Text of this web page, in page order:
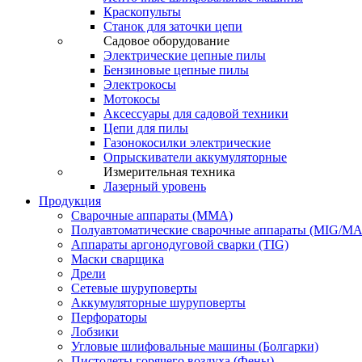
Краскопульты
Станок для заточки цепи
Садовое оборудование
Электрические цепные пилы
Бензиновые цепные пилы
Электрокосы
Мотокосы
Аксессуары для садовой техники
Цепи для пилы
Газонокосилки электрические
Опрыскиватели аккумуляторные
Измерительная техника
Лазерный уровень
Продукция
Сварочные аппараты (ММА)
Полуавтоматические сварочные аппараты (MIG/
Аппараты аргонодуговой сварки (TIG)
Маски сварщика
Дрели
Сетевые шуруповерты
Аккумуляторные шуруповерты
Перфораторы
Лобзики
Угловые шлифовальные машины (Болгарки)